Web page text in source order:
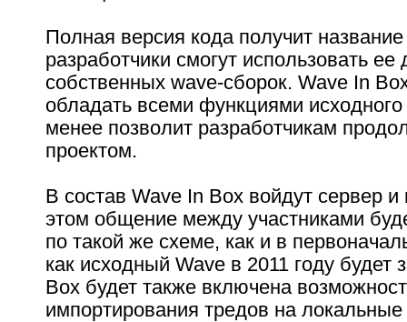
Полная версия кода получит
разработчики смогут использовать ее
собственных wave-сборок. Wave In
обладать всеми функциями
менее позволит разработчикам
проектом.
В состав Wave In Box войдут сервер и
этом общение между участниками
по такой же схеме, как и в
как исходный Wave в 2011 году будет
Box будет также включена
импортирования тредов на